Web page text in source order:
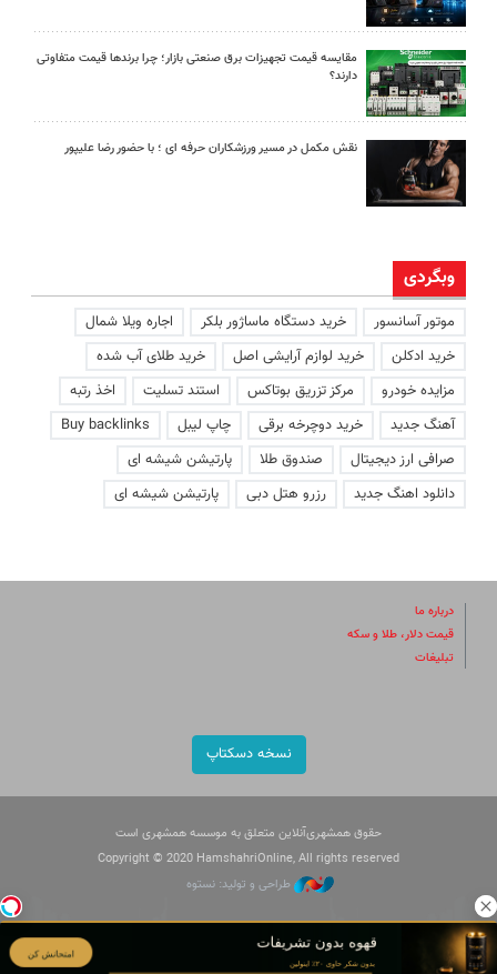
مقایسه قیمت تجهیزات برق صنعتی بازار؛ چرا برندها قیمت متفاوتی
دارند؟
نقش مکمل در مسیر ورزشکاران حرفه ای ؛ با حضور رضا علیپور
وبگردی
موتور آسانسور خرید دستگاه ماساژور بلکر
اجاره ویلا شمال
خرید ادکلن
خرید لوازم آرایشی اصل
خرید طلای آب شده
مزایده خودرو
مرکز تزریق بوتاکس استند تسلیت
اخذ رتبه
آهنگ جدید
خرید دوچرخه برقی چاپ لیبل
Buy backlinks
صرافی ارز دیجیتال
صندوق طلا
پارتیشن شیشه ای
دانلود اهنگ جدید
رزرو هتل دبی پارتیشن شیشه ای
درباره ما
قیمت دلار، طلا و سکه
تبلیغات
نسخه دسکتاپ
حقوق همشهری‌آنلاین متعلق به موسسه همشهری است
Copyright © 2020 HamshahriOnline, All rights reserved
طراحی و تولید: نستوه